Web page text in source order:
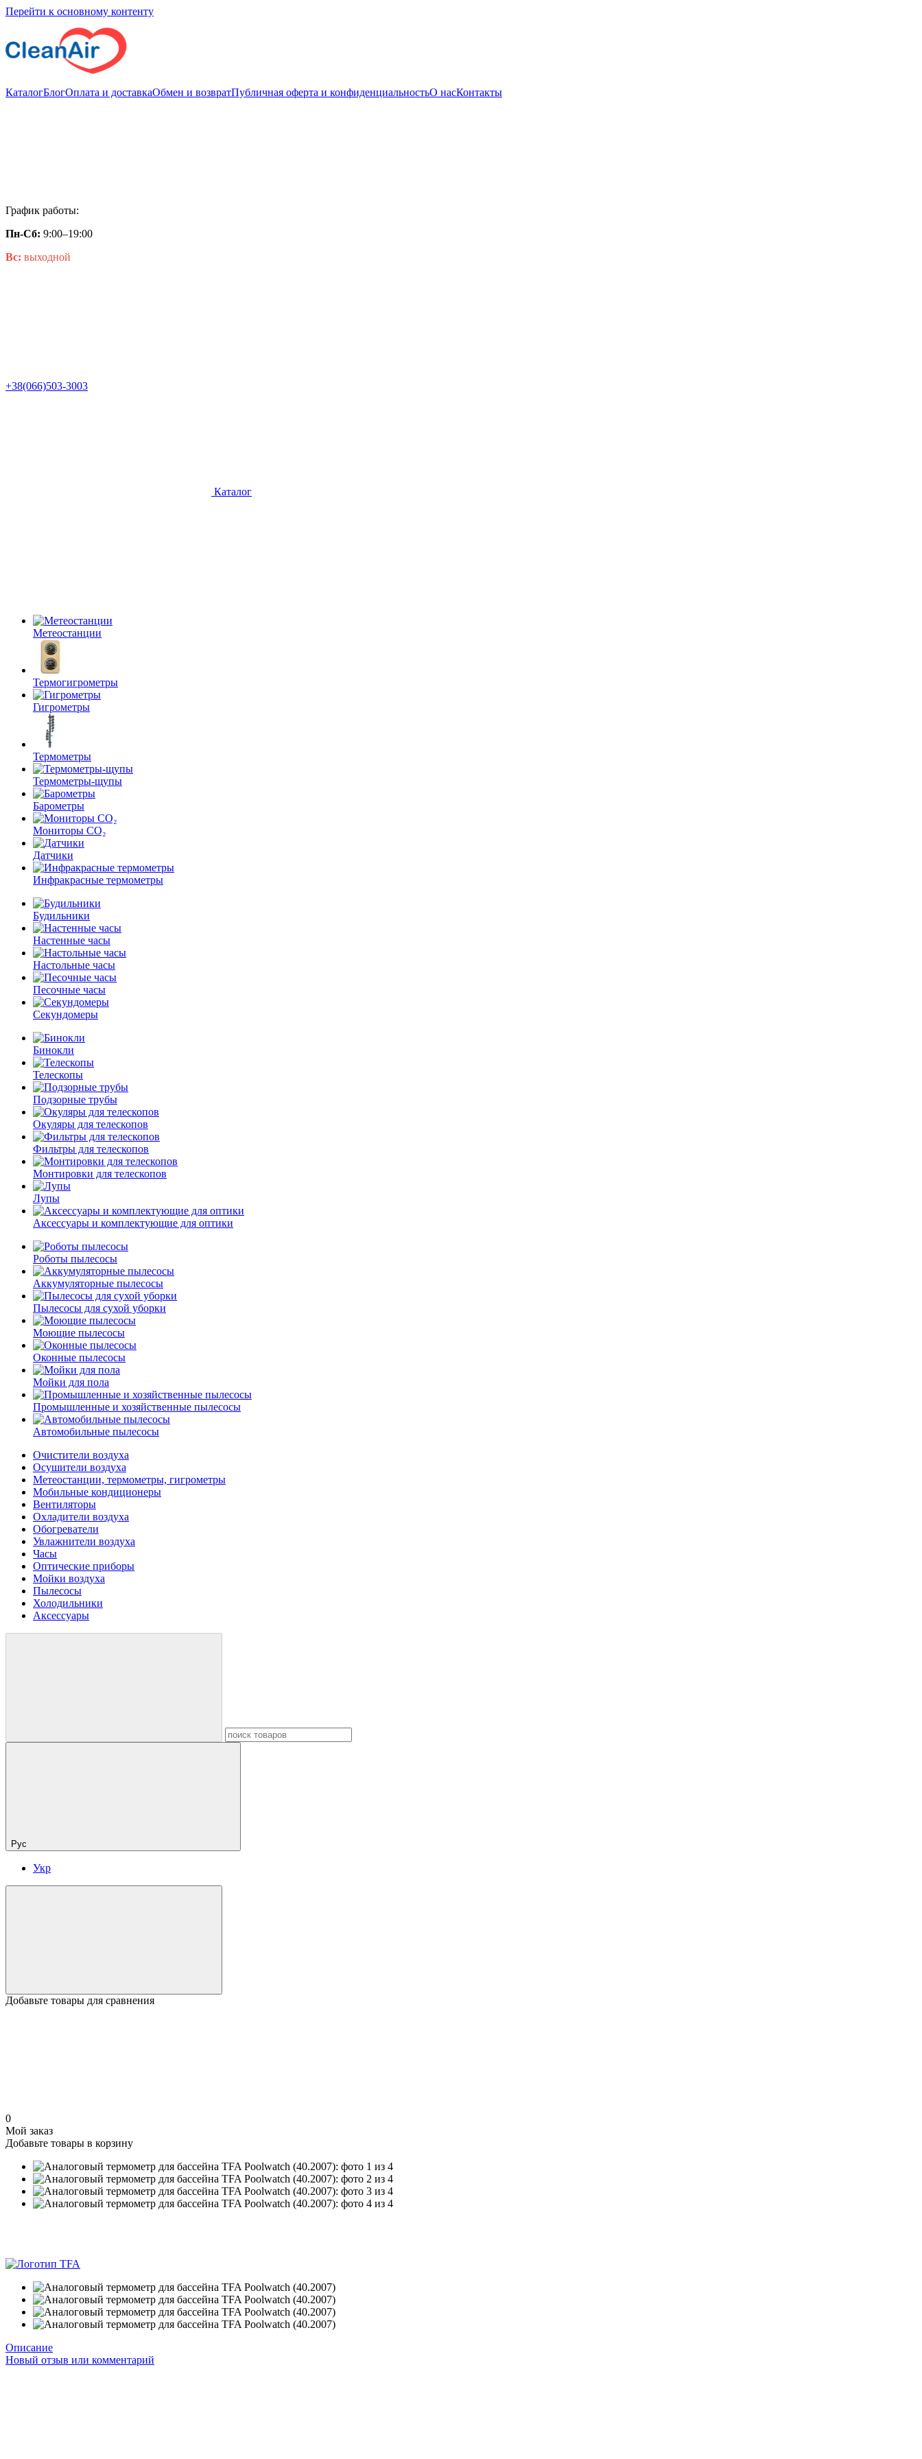
Перейти к основному контенту
КаталогБлогОплата и доставкаОбмен и возвратПубличная оферта и конфиденциальностьО насКонтакты
График работы:
Пн-Сб: 9:00–19:00
Вс: выходной
+38(066)503-3003
Каталог
Метеостанции
Термогигрометры
Гигрометры
Термометры
Термометры-щупы
Барометры
Мониторы CO₂
Датчики
Инфракрасные термометры
Будильники
Настенные часы
Настольные часы
Песочные часы
Секундомеры
Бинокли
Телескопы
Подзорные трубы
Окуляры для телескопов
Фильтры для телескопов
Монтировки для телескопов
Лупы
Аксессуары и комплектующие для оптики
Роботы пылесосы
Аккумуляторные пылесосы
Пылесосы для сухой уборки
Моющие пылесосы
Оконные пылесосы
Мойки для пола
Промышленные и хозяйственные пылесосы
Автомобильные пылесосы
Очистители воздуха
Осушители воздуха
Метеостанции, термометры, гигрометры
Мобильные кондиционеры
Вентиляторы
Охладители воздуха
Обогреватели
Увлажнители воздуха
Часы
Оптические приборы
Мойки воздуха
Пылесосы
Холодильники
Аксессуары
Рус
Укр
Добавьте товары для сравнения
0
Мой заказ
Добавьте товары в корзину
Описание
Новый отзыв или комментарий